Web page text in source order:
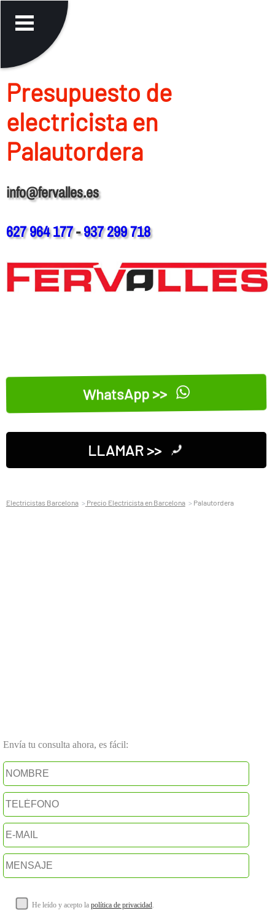
Presupuesto de
electricista en
Palautordera
info@fervalles.es
627 964 177-937 299 718
WhatsApp >>
LLAMAR >>
Electricistas Barcelona Precio Electricista en Barcelona Palautordera
Envía tu consulta ahora, es fácil:
He leído y acepto la política de privacidad.